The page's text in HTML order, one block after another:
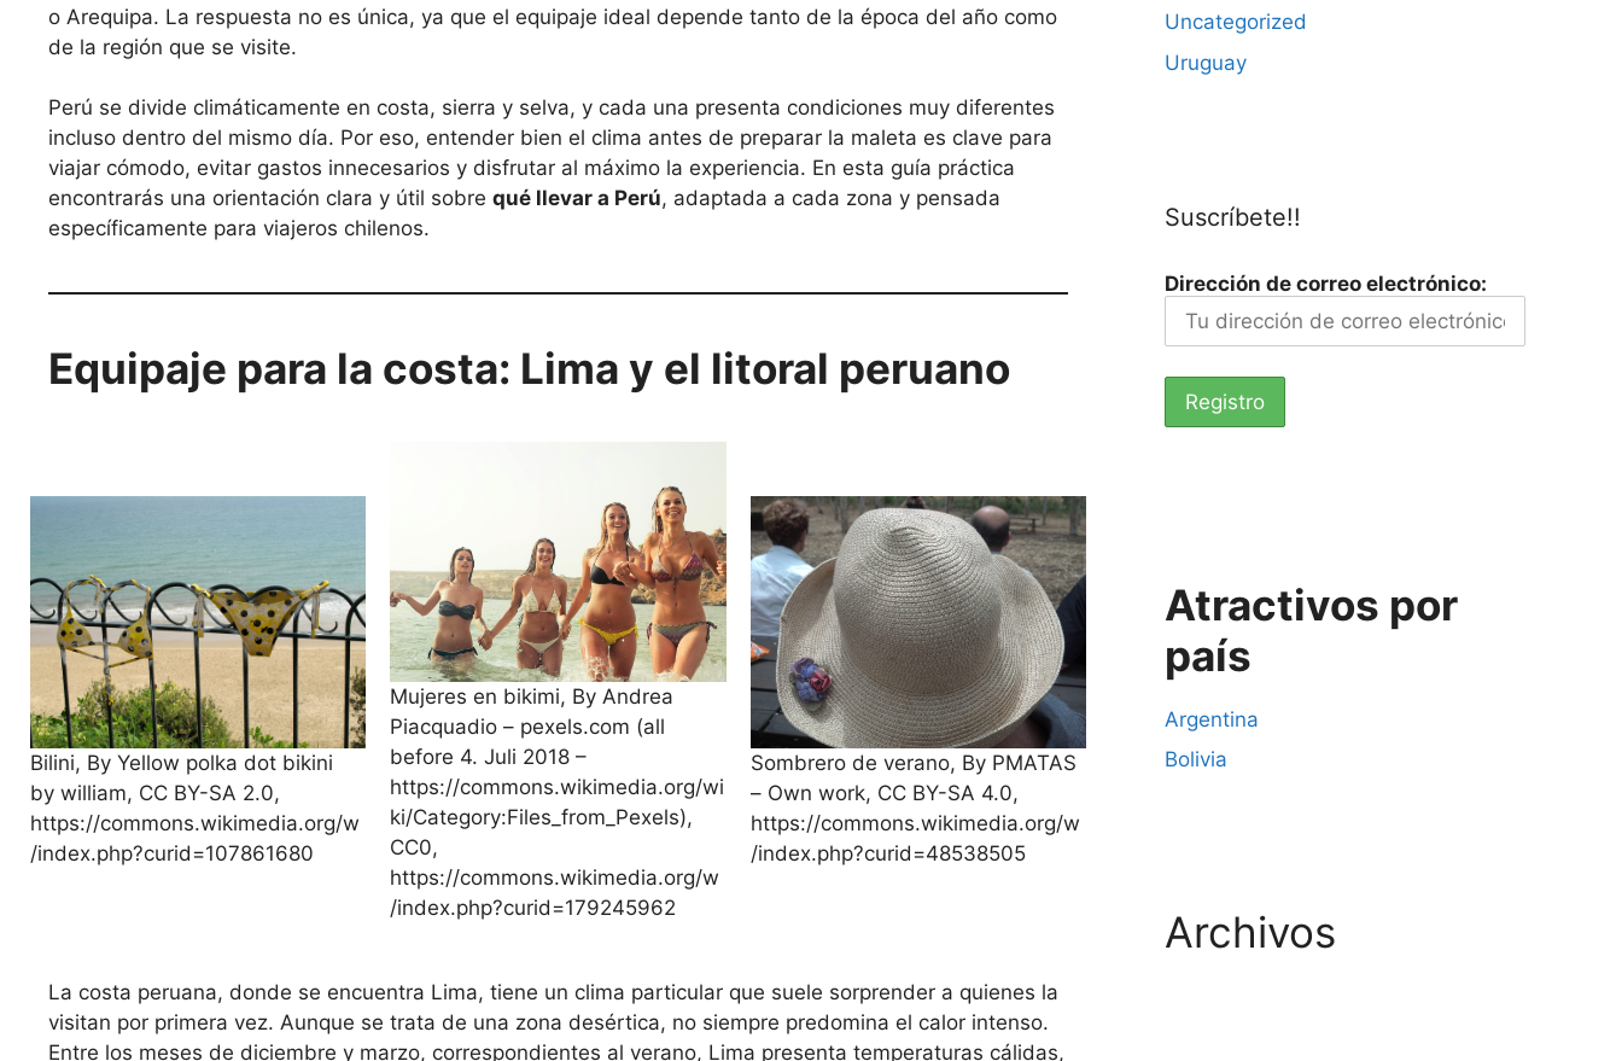
o Arequipa. La respuesta no es única, ya que el equipaje ideal depende tanto de la época del año como
de la región que se visite.
Perú se divide climáticamente en costa, sierra y selva, y cada una presenta condiciones muy diferentes
incluso dentro del mismo día. Por eso, entender bien el clima antes de preparar la maleta es clave para
viajar cómodo, evitar gastos innecesarios y disfrutar al máximo la experiencia. En esta guía práctica
encontrarás una orientación clara y útil sobre qué llevar a Perú, adaptada a cada zona y pensada
específicamente para viajeros chilenos.
Equipaje para la costa: Lima y el litoral peruano
Bilini, By Yellow polka dot bikini
by william, CC BY-SA 2.0,
https://commons.wikimedia.org/w
/index.php?curid=107861680
Mujeres en bikimi, By Andrea
Piacquadio – pexels.com (all
before 4. Juli 2018 –
https://commons.wikimedia.org/wi
ki/Category:Files_from_Pexels),
CC0,
https://commons.wikimedia.org/w
/index.php?curid=179245962
Sombrero de verano, By PMATAS
– Own work, CC BY-SA 4.0,
https://commons.wikimedia.org/w
/index.php?curid=48538505
La costa peruana, donde se encuentra Lima, tiene un clima particular que suele sorprender a quienes la
visitan por primera vez. Aunque se trata de una zona desértica, no siempre predomina el calor intenso.
Entre los meses de diciembre y marzo, correspondientes al verano, Lima presenta temperaturas cálidas,
Uncategorized
Uruguay
Suscríbete!!
Dirección de correo electrónico:
Atractivos por
país
Argentina
Bolivia
Archivos